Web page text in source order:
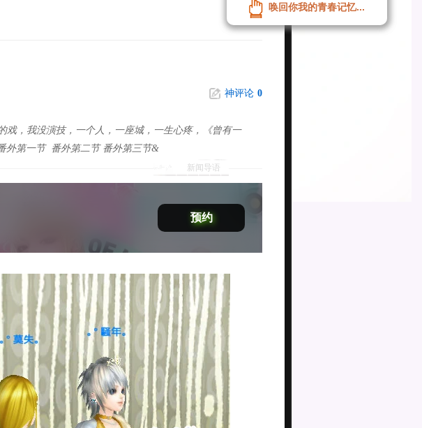
神评论 0
新闻导语
戏，我没演技，一个人，一座城，一生心疼，《曾有一
外第一节 番外第二节 番外第三节&
预约
唤回你我的青春记忆...
唤回你我的青春记忆...